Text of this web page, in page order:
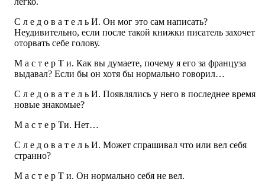
С л е д о в а т е л ь И. Он мог это сам написать?
Неудивительно, если после такой книжки писатель захочет
оторвать себе голову.
М а с т е р Т и. Как вы думаете, почему я его за француза
выдавал? Если бы он хотя бы нормально говорил…
С л е д о в а т е л ь И. Появлялись у него в последнее время
новые знакомые?
М а с т е р Ти. Нет…
С л е д о в а т е л ь И. Может спрашивал что или вел себя
странно?
М а с т е р Т и. Он нормально себя не вел.